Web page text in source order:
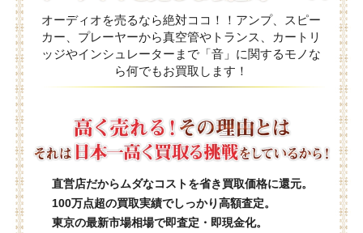
オーディオを売るなら絶対ココ！！アンプ、スピー
カー、プレーヤーから真空管やトランス、カートリ
ッジやインシュレーターまで「音」に関するモノな
ら何でもお買取します！
直営店だからムダなコストを省き買取価格に還元。
100万点超の買取実績でしっかり高額査定。
東京の最新市場相場で即査定・即現金化。